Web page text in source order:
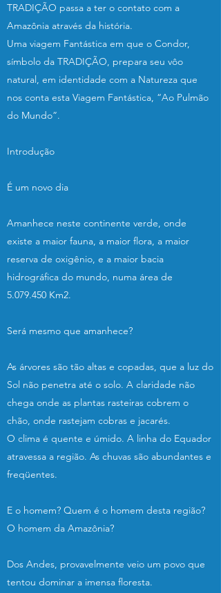
TRADIÇÃO passa a ter o contato com a
Amazônia através da história.
Uma viagem Fantástica em que o Condor,
símbolo da TRADIÇÃO, prepara seu vôo
natural, em identidade com a Natureza que
nos conta esta Viagem Fantástica, “Ao Pulmão
do Mundo”.
Introdução
É um novo dia
Amanhece neste continente verde, onde
existe a maior fauna, a maior flora, a maior
reserva de oxigênio, e a maior bacia
hidrográfica do mundo, numa área de
5.079.450 Km2.
Será mesmo que amanhece?
As árvores são tão altas e copadas, que a luz do
Sol não penetra até o solo. A claridade não
chega onde as plantas rasteiras cobrem o
chão, onde rastejam cobras e jacarés.
O clima é quente e úmido. A linha do Equador
atravessa a região. As chuvas são abundantes e
freqüentes.
E o homem? Quem é o homem desta região?
O homem da Amazônia?
Dos Andes, provavelmente veio um povo que
tentou dominar a imensa floresta.